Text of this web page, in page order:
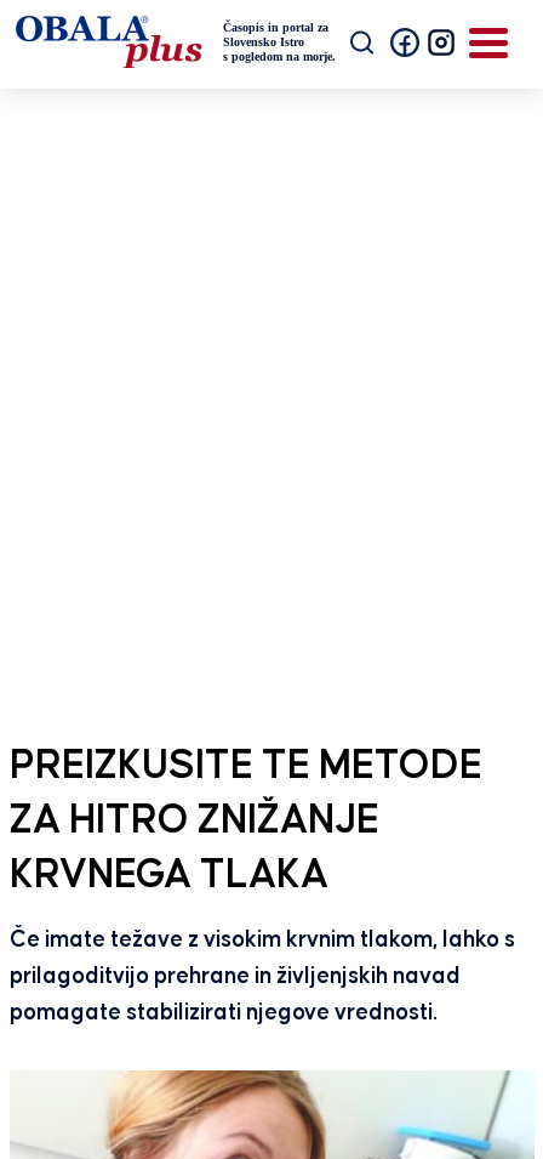
PREIZKUSITE TE METODE
ZA HITRO ZNIŽANJE
KRVNEGA TLAKA
Če imate težave z visokim krvnim tlakom, lahko s
prilagoditvijo prehrane in življenjskih navad
pomagate stabilizirati njegove vrednosti.